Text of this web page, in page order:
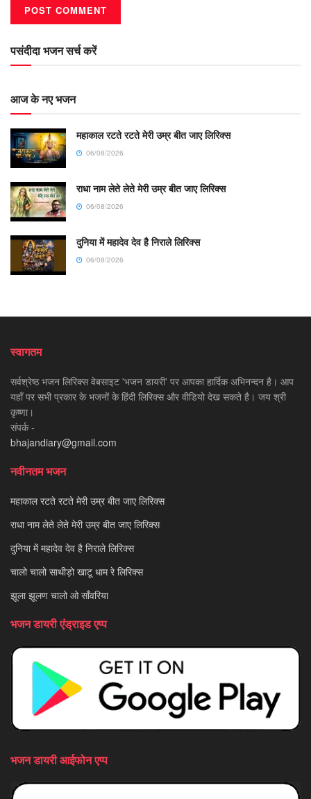
पसंदीदा भजन सर्च करें
आज के नए भजन
महाकाल रटते रटते मेरी उम्र बीत जाए लिरिक्स
06/08/2026
राधा नाम लेते लेते मेरी उम्र बीत जाए लिरिक्स
06/08/2026
दुनिया में महादेव देव है निराले लिरिक्स
06/08/2026
स्वागतम
सर्वश्रेष्ठ भजन लिरिक्स वेबसाइट 'भजन डायरी' पर आपका हार्दिक अभिनन्दन है। आप
यहाँ पर सभी प्रकार के भजनों के हिंदी लिरिक्स और वीडियो देख सकते है। जय श्री
कृष्णा।
संपर्क -
bhajandiary@gmail.com
नवीनतम भजन
महाकाल रटते रटते मेरी उम्र बीत जाए लिरिक्स
राधा नाम लेते लेते मेरी उम्र बीत जाए लिरिक्स
दुनिया में महादेव देव है निराले लिरिक्स
चालो चालो साथीड़ो खाटू धाम रे लिरिक्स
झूला झूलण चालो ओ साँवरिया
भजन डायरी एंड्राइड एप्प
भजन डायरी आईफोन एप्प